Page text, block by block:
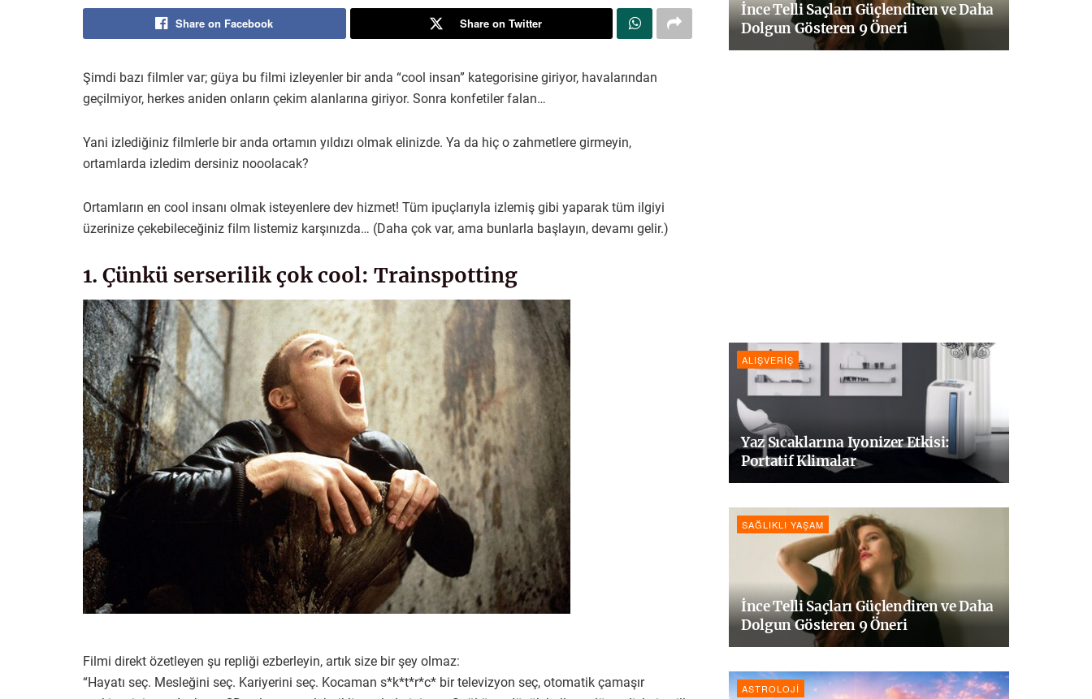
Share on Facebook Share on Twitter
Şimdi bazı filmler var; güya bu filmi izleyenler bir anda “cool insan” kategorisine giriyor, havalarından
geçilmiyor, herkes aniden onların çekim alanlarına giriyor. Sonra konfetiler falan…
Yani izlediğiniz filmlerle bir anda ortamın yıldızı olmak elinizde. Ya da hiç o zahmetlere girmeyin,
ortamlarda izledim dersiniz nooolacak?
Ortamların en cool insanı olmak isteyenlere dev hizmet! Tüm ipuçlarıyla izlemiş gibi yaparak tüm ilgiyi
üzerinize çekebileceğiniz film listemiz karşınızda… (Daha çok var, ama bunlarla başlayın, devamı gelir.)
1. Çünkü serserilik çok cool: Trainspotting
Filmi direkt özetleyen şu repliği ezberleyin, artık size bir şey olmaz:
“Hayatı seç. Mesleğini seç. Kariyerini seç. Kocaman s*k*t*r*c* bir televizyon seç, otomatik çamaşır
İnce Telli Saçları Güçlendiren ve Daha
Dolgun Gösteren 9 Öneri
ALIŞVERIŞ
Yaz Sıcaklarına Iyonizer Etkisi:
Portatif Klimalar
SAĞLIKLI YAŞAM
İnce Telli Saçları Güçlendiren ve Daha
Dolgun Gösteren 9 Öneri
ASTROLOJI